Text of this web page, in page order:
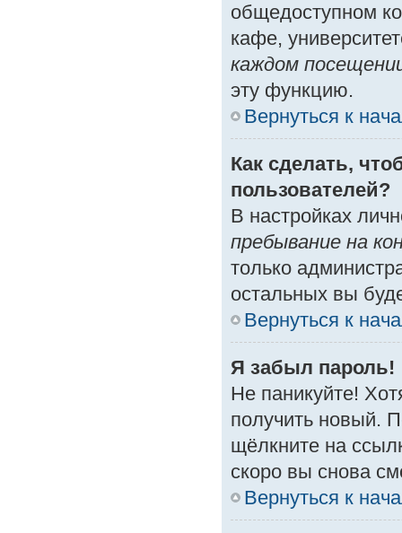
общедоступном
кафе,
каждом
эту функцию.
Вернуться к
Как сделать,
пользователей?
В настройках
пребывание на
только
остальных вы
Вернуться к
Я забыл пароль!
Не паникуйте!
получить новый.
щёлкните на
скоро вы снова
Вернуться к